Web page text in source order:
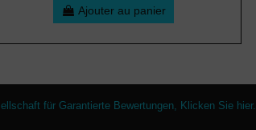
Ajouter au panier
für Garantierte Bewertungen, Klicken Sie hier.